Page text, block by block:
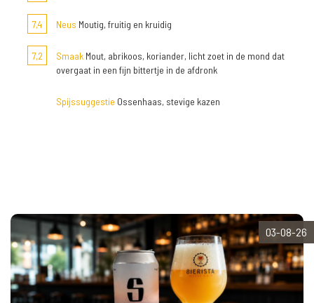
7,4 Neus Moutig, fruitig en kruidig
7,2 Smaak Mout, abrikoos, koriander, licht zoet in de mond dat
overgaat in een fijn bittertje in de afdronk
Spijssuggestie Ossenhaas, stevige kazen
03-08-26